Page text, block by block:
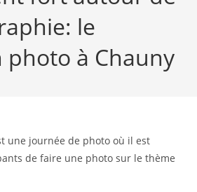
le
à Chauny
une journée de photo où il est
de faire une photo sur le thème